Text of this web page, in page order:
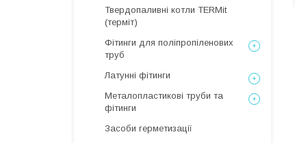
Твердопаливні котли TERMit
(терміт)
Фітинги для поліпропіленових
труб
Латунні фітинги
Металопластикові труби та
фітинги
Засоби герметизації